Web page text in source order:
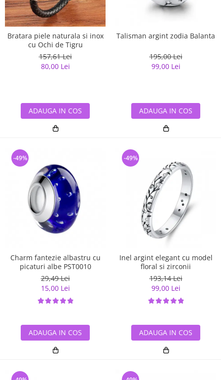
Bratara piele naturala si inox
cu Ochi de Tigru
157,61 Lei
80,00 Lei
ADAUGA IN COS
Talisman argint zodia Balanta
195,00 Lei
99,00 Lei
ADAUGA IN COS
Charm fantezie albastru cu
picaturi albe PST0010
29,49 Lei
15,00 Lei
-49%
ADAUGA IN COS
Inel argint elegant cu model
floral si zirconii
193,14 Lei
99,00 Lei
-49%
ADAUGA IN COS